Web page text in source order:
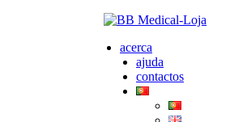
acerca
ajuda
contactos